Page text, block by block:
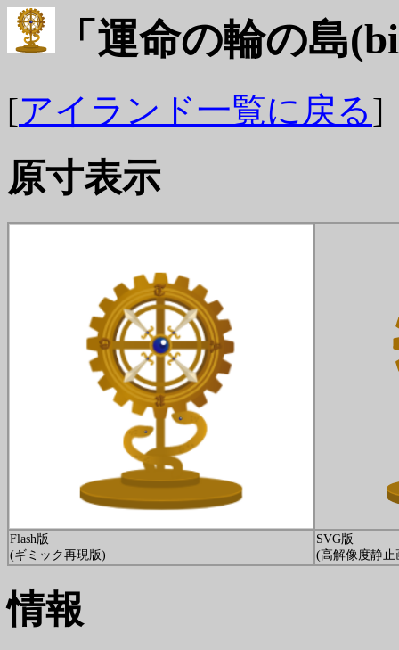
「運命の輪の島
[アイランド一覧に戻る]
原寸表示
Flash版
(ギミック再現版)
SVG版
(高解像度静止
情報